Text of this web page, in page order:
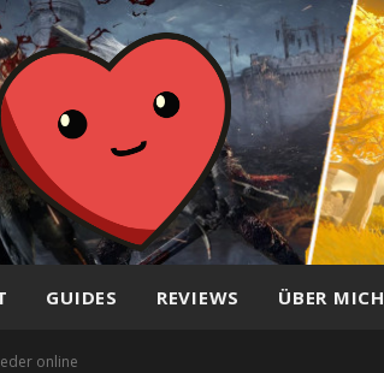
GUIDES REVIEWS ÜBER MICH
online